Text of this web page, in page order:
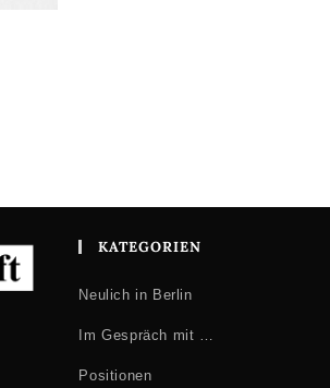
KATEGORIEN
Neulich in Berlin
Im Gespräch mit …
Positionen